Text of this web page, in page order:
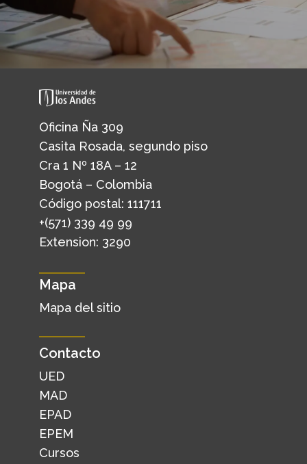
Oficina Ña 309
Casita Rosada, segundo piso
Cra 1 Nº 18A – 12
Bogotá – Colombia
Código postal: 111711
+(571) 339 49 99
Extension: 3290
Mapa
Mapa del sitio
Contacto
UED
MAD
EPAD
EPEM
Cursos